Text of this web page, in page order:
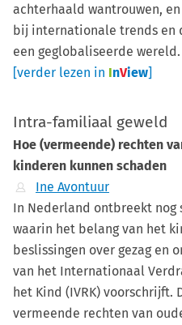
achterhaald wantrouwen,
bij internationale trends en
een geglobaliseerde wereld.
[verder lezen in InView]
Intra-familiaal geweld
Hoe (vermeende) rechten
kinderen kunnen schaden
Ine Avontuur
In Nederland ontbreekt
waarin het belang van het
beslissingen over gezag en
van het Internationaal
het Kind (IVRK)
vermeende rechten van